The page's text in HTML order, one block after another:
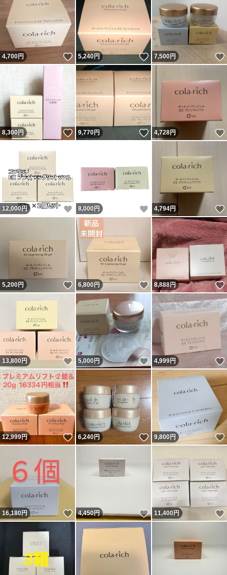
4,700円 いいね！
5,240円 いいね！
7,500円
8,300円 いいね！
9,770円 いいね！
4,728円
12,000円 いいね！
8,000 円 いいね！
4,794円
5,200円 いいね！
6,800円 いいね！
8,888円
13,800円 いいね！
5,000円 いいね！
4,999円
12,999円 いいね！
6,240円 いいね！
9,800円
16,180円 いいね！
4,450円 いいね！
11,400円